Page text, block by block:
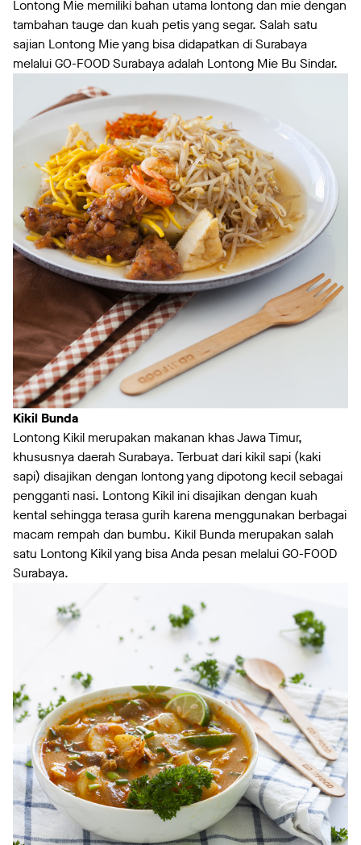
Lontong Mie memiliki bahan utama lontong dan mie dengan
tambahan tauge dan kuah petis yang segar. Salah satu
sajian Lontong Mie yang bisa didapatkan di Surabaya
melalui GO-FOOD Surabaya adalah Lontong Mie Bu Sindar.
Kikil Bunda
Lontong Kikil merupakan makanan khas Jawa Timur,
khususnya daerah Surabaya. Terbuat dari kikil sapi (kaki
sapi) disajikan dengan lontong yang dipotong kecil sebagai
pengganti nasi. Lontong Kikil ini disajikan dengan kuah
kental sehingga terasa gurih karena menggunakan berbagai
macam rempah dan bumbu. Kikil Bunda merupakan salah
satu Lontong Kikil yang bisa Anda pesan melalui GO-FOOD
Surabaya.